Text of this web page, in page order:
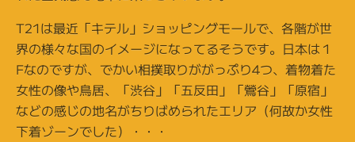
T21は最近「キテル」ショッピングモールで、各階が世
界の様々な国のイメージになってるそうです。日本は１
Fなのですが、でかい相撲取りががっぷり4つ、着物着た
女性の像や鳥居、「渋谷」「五反田」「鶯谷」「原宿」
などの感じの地名がちりばめられたエリア（何故か女性
下着ゾーンでした）・・・